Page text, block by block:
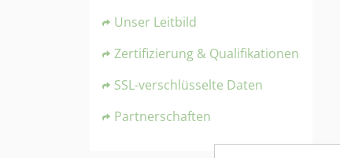
Unser Leitbild
Zertifizierung & Qualifikationen
SSL-verschlüsselte Daten
Partnerschaften